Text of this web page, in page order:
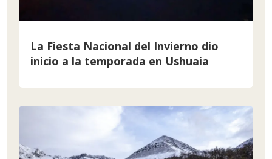
La Fiesta Nacional del Invierno dio
inicio a la temporada en Ushuaia